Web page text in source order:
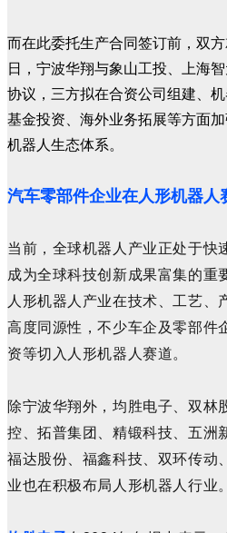
而在此委托生产合同签订前，双
日， 宁波华翔与象山工投、上海
协议，三方拟在合资公司组建、
基金投资、海外业务拓展等方面
机器人生态体系。
汽车零部件企业在人形机器人
当前，全球机器人产业正处于快
成为全球科技创新成果富集的重
人形机器人产业在技术、工艺、
高度同源性，不少车企及零部件
资等切入人形机器人赛道。
除宁波华翔外，均胜电子、双林
控、拓普集团、精锻科技、五洲
福达股份、福鑫科技、双环传动
业也在积极布局人形机器人行业。